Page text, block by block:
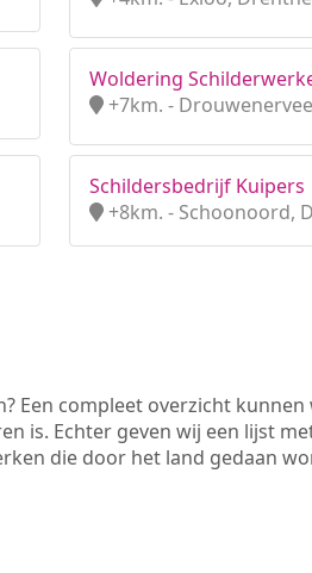
Woldering
+7km. -
Schildersbedrijf Kuipers
+8km. - Schoonoord,
Een compleet overzicht
is. Echter geven wij een lijst
die door het land gedaan